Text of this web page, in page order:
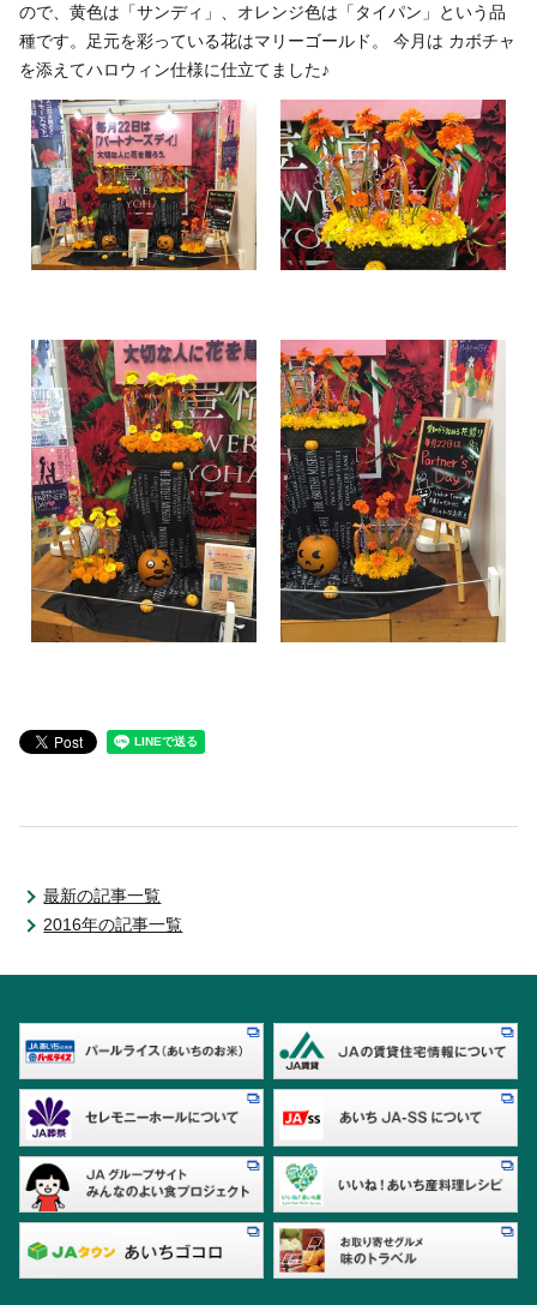
ので、黄色は「サンディ」、オレンジ色は「タイパン」という品
種です。足元を彩っている花はマリーゴールド。 今月は カボチャ
を添えてハロウィン仕様に仕立てました♪
最新の記事一覧
2016年の記事一覧